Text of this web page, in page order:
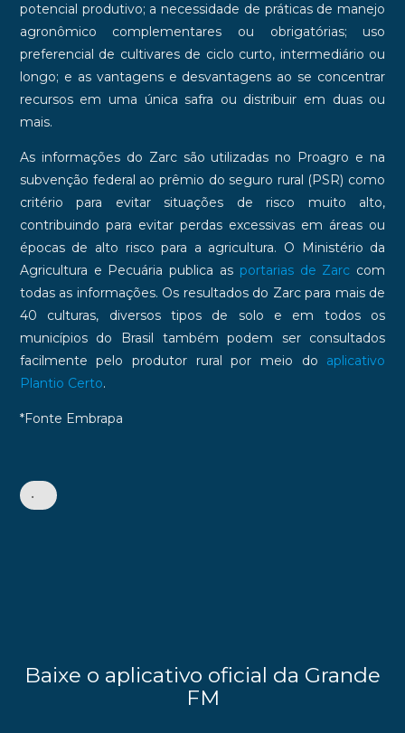
potencial produtivo; a necessidade de práticas de manejo
agronômico complementares ou obrigatórias; uso
preferencial de cultivares de ciclo curto, intermediário ou
longo; e as vantagens e desvantagens ao se concentrar
recursos em uma única safra ou distribuir em duas ou
mais.
As informações do Zarc são utilizadas no Proagro e na
subvenção federal ao prêmio do seguro rural (PSR) como
critério para evitar situações de risco muito alto,
contribuindo para evitar perdas excessivas em áreas ou
épocas de alto risco para a agricultura. O Ministério da
Agricultura e Pecuária publica as portarias de Zarc com
todas as informações. Os resultados do Zarc para mais de
40 culturas, diversos tipos de solo e em todos os
municípios do Brasil também podem ser consultados
facilmente pelo produtor rural por meio do aplicativo
Plantio Certo.
*Fonte Embrapa
•
Baixe o aplicativo oficial da Grande
FM